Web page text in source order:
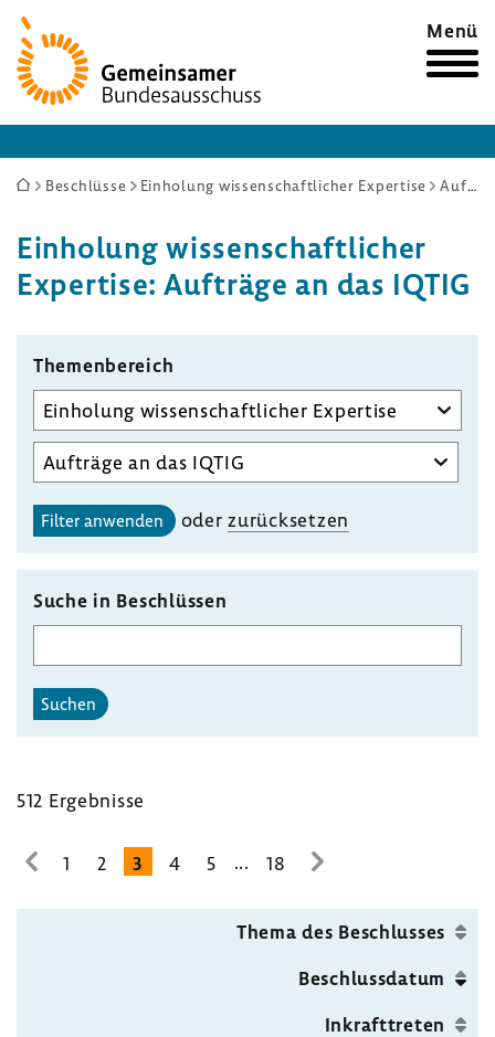
Zur
Startseite
Menü
Sie
hier:
Beschlüsse Einholung wissenschaftlicher Expertise Aufträge an das IQTIG
Einho­lung wissen­schaft­li­cher
Exper­tise: Aufträge an das IQTIG
Themen­be­reich
Unterausschuss
auswählen
Aufgabenbereich
des
gewählten
Unterausschusses
auswählen
Filter anwenden oderzurück­setzen
Suche in Beschlüssen
Suchen
512 Ergeb­nisse
zur
1 2 3 4 5 ... 18
zur
Seite
Thema des Beschlusses
Beschluss­datum
Inkraft­treten